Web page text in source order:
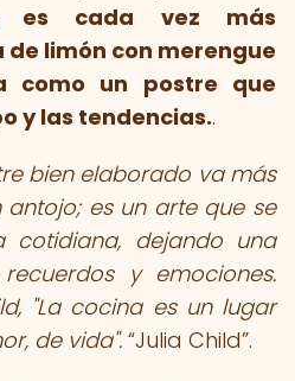
es cada vez más
limón con merengue
como un postre que
y las tendencias..
bien elaborado va más
es un arte que se
dejando una
y emociones.
"La cocina es un lugar
de vida". Julia Child .